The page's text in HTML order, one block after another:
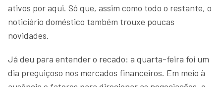
ativos por aqui. Só que, assim como todo o restante, o
noticiário doméstico também trouxe poucas
novidades.
Já deu para entender o recado: a quarta-feira foi um
dia preguiçoso nos mercados financeiros. Em meio à